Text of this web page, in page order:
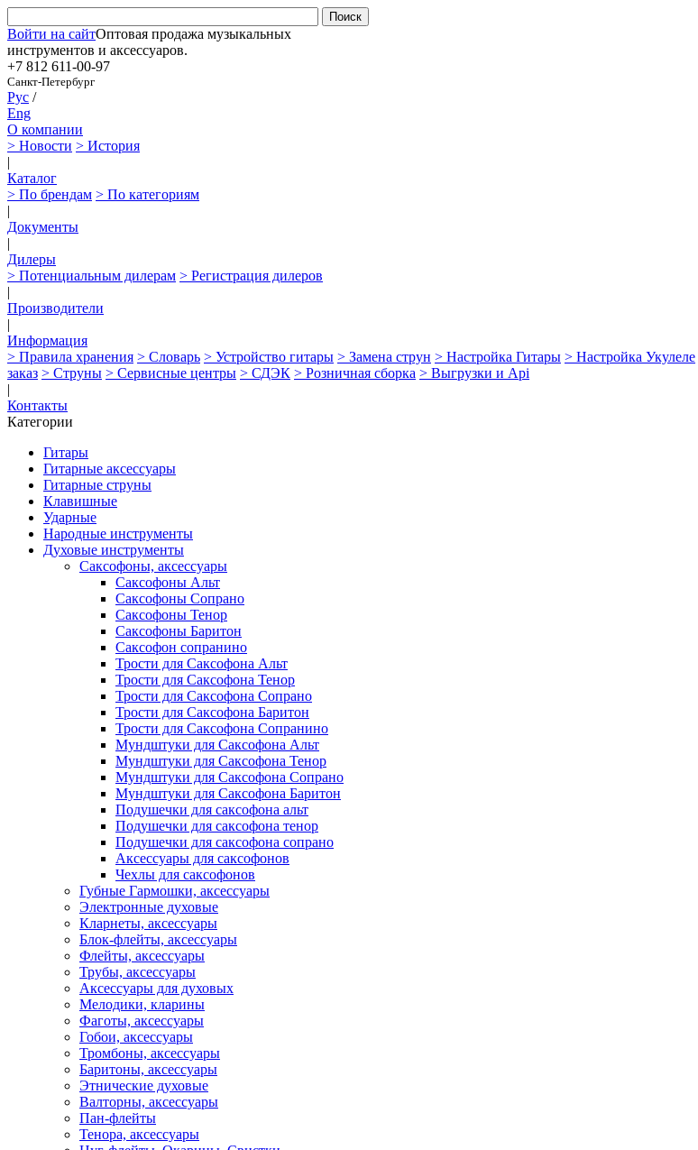
Войти на сайтОптовая продажа музыкальных
инструментов и аксессуаров.
+7 812 611-00-97
Санкт-Петербург
Рус /
Eng
О компании
> Новости > История
|
Каталог
> По брендам > По категориям
|
Документы
|
Дилеры
> Потенциальным дилерам > Регистрация дилеров
|
Производители
|
Информация
> Правила хранения > Словарь > Устройство гитары > Замена струн > Настройка Гитары > Настройка Укулеле
заказ > Струны > Сервисные центры > СДЭК > Розничная сборка > Выгрузки и Api
|
Контакты
Категории
Гитары
Гитарные аксессуары
Гитарные струны
Клавишные
Ударные
Народные инструменты
Духовые инструменты
Саксофоны, аксессуары
Саксофоны Альт
Саксофоны Сопрано
Саксофоны Тенор
Саксофоны Баритон
Саксофон сопранино
Трости для Саксофона Альт
Трости для Саксофона Тенор
Трости для Саксофона Сопрано
Трости для Саксофона Баритон
Трости для Саксофона Сопранино
Мундштуки для Саксофона Альт
Мундштуки для Саксофона Тенор
Мундштуки для Саксофона Сопрано
Мундштуки для Саксофона Баритон
Подушечки для саксофона альт
Подушечки для саксофона тенор
Подушечки для саксофона сопрано
Аксессуары для саксофонов
Чехлы для саксофонов
Губные Гармошки, аксессуары
Электронные духовые
Кларнеты, аксессуары
Блок-флейты, аксессуары
Флейты, аксессуары
Трубы, аксессуары
Аксессуары для духовых
Мелодики, кларины
Фаготы, аксессуары
Гобои, аксессуары
Тромбоны, аксессуары
Баритоны, аксессуары
Этнические духовые
Валторны, аксессуары
Пан-флейты
Тенора, аксессуары